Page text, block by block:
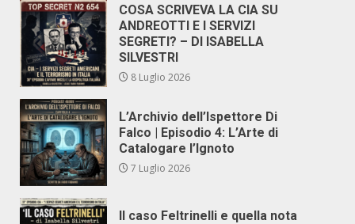
COSA SCRIVEVA LA CIA SU
ANDREOTTI E I SERVIZI
SEGRETI? – DI ISABELLA
SILVESTRI
8 Luglio 2026
L’Archivio dell’Ispettore Di
Falco | Episodio 4: L’Arte di
Catalogare l’Ignoto
7 Luglio 2026
Il caso Feltrinelli e quella nota